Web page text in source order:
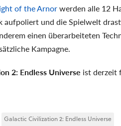
of the Arnorwerden alle 12
aufpoliert und die Spielwelt
einen überarbeiteten
Kampagne.
2: Endless Universe ist derzeit
Galactic Civilization 2: Endless Universe